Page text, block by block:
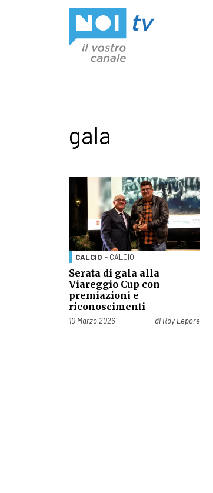
gala
CALCIO - CALCIO
Serata di gala alla
Viareggio Cup con
premiazioni e
riconoscimenti
Pubblicato il
10 Marzo 2026 di Roy Lepore